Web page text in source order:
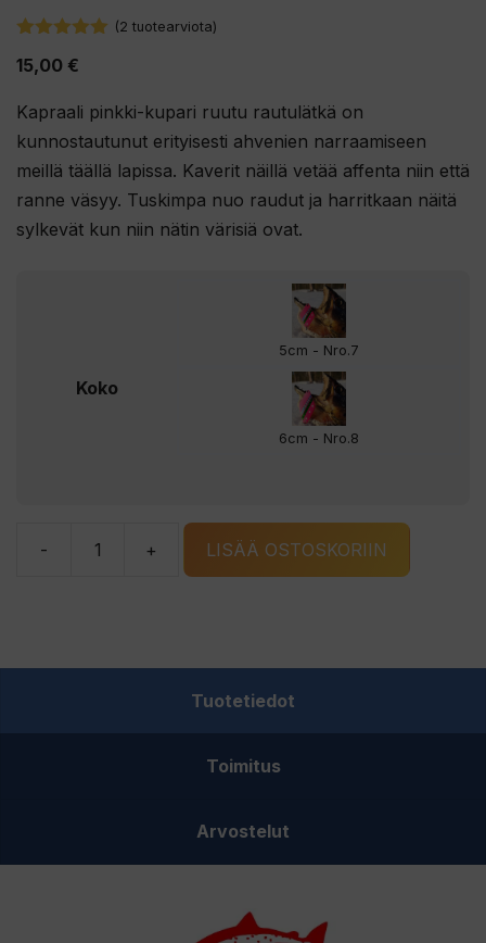
(2 tuotearviota)
15,00 €
Kapraali pinkki-kupari ruutu rautulätkä on
kunnostautunut erityisesti ahvenien narraamiseen
meillä täällä lapissa. Kaverit näillä vetää affenta niin että
ranne väsyy. Tuskimpa nuo raudut ja harritkaan näitä
sylkevät kun niin nätin värisiä ovat.
Koko
5cm - Nro.7
6cm - Nro.8
-
Kapraali
määrä
+ LISÄÄ OSTOSKORIIN
Tuotetiedot
Toimitus
Arvostelut